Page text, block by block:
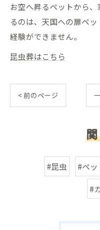
お空へ昇るペットから
るのは、天国への扉ペ
経験ができません。
昆虫葬はこちら
< 前のページ
#昆虫 #ペ
#